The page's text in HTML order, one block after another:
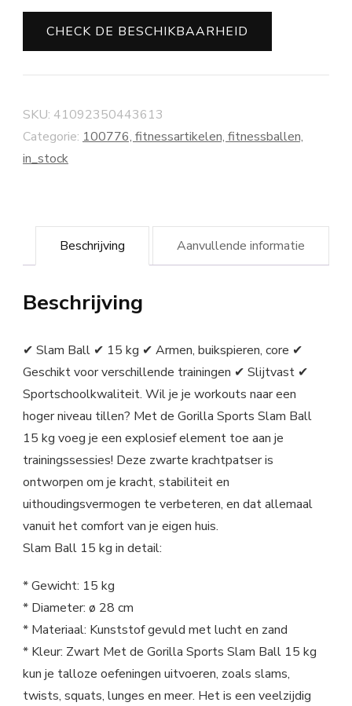
CHECK DE BESCHIKBAARHEID
SKU: 41092350443613
Categorie: 100776, fitnessartikelen, fitnessballen,
in_stock
Beschrijving Aanvullende informatie
Beschrijving
✔ Slam Ball ✔ 15 kg ✔ Armen, buikspieren, core ✔
Geschikt voor verschillende trainingen ✔ Slijtvast ✔
Sportschoolkwaliteit. Wil je je workouts naar een
hoger niveau tillen? Met de Gorilla Sports Slam Ball
15 kg voeg je een explosief element toe aan je
trainingssessies! Deze zwarte krachtpatser is
ontworpen om je kracht, stabiliteit en
uithoudingsvermogen te verbeteren, en dat allemaal
vanuit het comfort van je eigen huis.
Slam Ball 15 kg in detail:
* Gewicht: 15 kg
* Diameter: ø 28 cm
* Materiaal: Kunststof gevuld met lucht en zand
* Kleur: Zwart Met de Gorilla Sports Slam Ball 15 kg
kun je talloze oefeningen uitvoeren, zoals slams,
twists, squats, lunges en meer. Het is een veelzijdig